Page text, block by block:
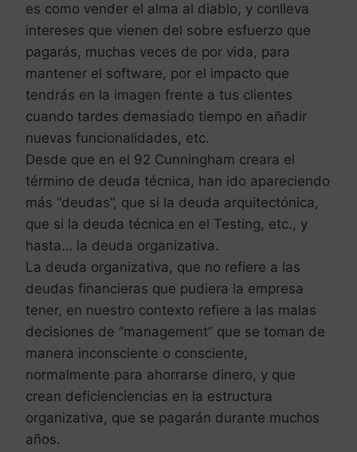
es como vender el alma al diablo, y conlleva
intereses que vienen del sobre esfuerzo que
pagarás, muchas veces de por vida, para
mantener el software, por el impacto que
tendrás en la imagen frente a tus clientes
cuando tardes demasiado tiempo en añadir
nuevas funcionalidades, etc.
Desde que en el 92 Cunningham creara el
término de deuda técnica, han ido apareciendo
más “deudas”, que si la deuda arquitectónica,
que si la deuda técnica en el Testing, etc., y
hasta… la deuda organizativa.
La deuda organizativa, que no refiere a las
deudas financieras que pudiera la empresa
tener, en nuestro contexto refiere a las malas
decisiones de “management” que se toman de
manera inconsciente o consciente,
normalmente para ahorrarse dinero, y que
crean deficienciencias en la estructura
organizativa, que se pagarán durante muchos
años.